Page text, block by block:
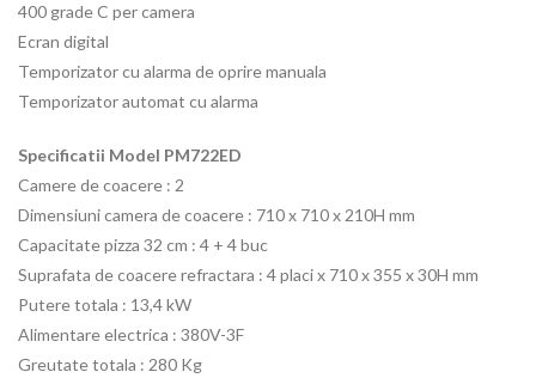
400 grade C per camera
Ecran digital
Temporizator cu alarma de oprire manuala
Temporizator automat cu alarma
Specificatii Model PM722ED
Camere de coacere : 2
Dimensiuni camera de coacere : 710 x 710 x 210H mm
Capacitate pizza 32 cm : 4 + 4 buc
Suprafata de coacere refractara : 4 placi x 710 x 355 x 30H mm
Putere totala : 13,4 kW
Alimentare electrica : 380V-3F
Greutate totala : 280 Kg